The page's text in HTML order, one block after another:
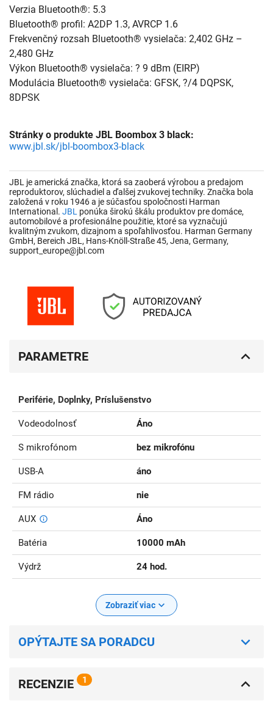
Verzia Bluetooth®: 5.3
Bluetooth® profil: A2DP 1.3, AVRCP 1.6
Frekvenčný rozsah Bluetooth® vysielača: 2,402 GHz –
2,480 GHz
Výkon Bluetooth® vysielača: ? 9 dBm (EIRP)
Modulácia Bluetooth® vysielača: GFSK, ?/4 DQPSK,
8DPSK
Stránky o produkte JBL Boombox 3 black:
www.jbl.sk/jbl-boombox3-black
JBL je americká značka, ktorá sa zaoberá výrobou a predajom
reproduktorov, slúchadiel a ďalšej zvukovej techniky. Značka bola
založená v roku 1946 a je súčasťou spoločnosti Harman
International. JBL ponúka širokú škálu produktov pre domáce,
automobilové a profesionálne použitie, ktoré sa vyznačujú
kvalitným zvukom, dizajnom a spoľahlivosťou. Harman Germany
GmbH, Bereich JBL, Hans-Knöll-Straße 45, Jena, Germany,
support_europe@jbl.com
PARAMETRE
Periférie, Doplnky, Príslušenstvo
Vodeodolnosť Áno
S mikrofónom bez mikrofónu
USB-A áno
FM rádio nie
AUX Áno
Batéria 10000 mAh
Výdrž 24 hod.
Zobraziť viac
OPÝTAJTE SA PORADCU
RECENZIE 1